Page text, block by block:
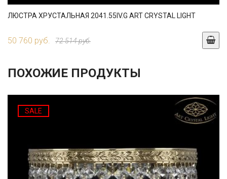
ЛЮСТРА ХРУСТАЛЬНАЯ 2041.55IV.G ART CRYSTAL LIGHT
50 760 руб. 72 514 руб.
ПОХОЖИЕ ПРОДУКТЫ
SALE